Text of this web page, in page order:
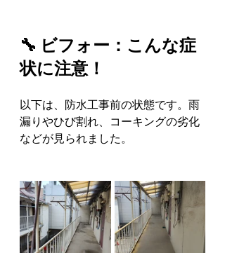
🔧 ビフォー：こんな症
状に注意！
以下は、防水工事前の状態です。雨
漏りやひび割れ、コーキングの劣化
などが見られました。